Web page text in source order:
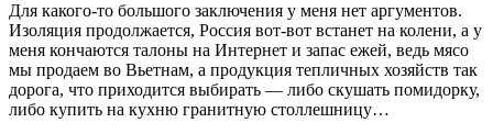
Для какого-то большого заключения у меня нет аргументов.
Изоляция продолжается, Россия вот-вот встанет на колени, а у
меня кончаются талоны на Интернет и запас ежей, ведь мясо
мы продаем во Вьетнам, а продукция тепличных хозяйств так
дорога, что приходится выбирать — либо скушать помидорку,
либо купить на кухню гранитную столлешницу…